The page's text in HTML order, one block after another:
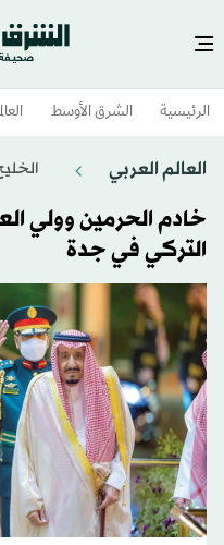
الرئيسية الشرق الأوسط​
العالم العربي
خادم الحرمين وولي
التركي في جدة